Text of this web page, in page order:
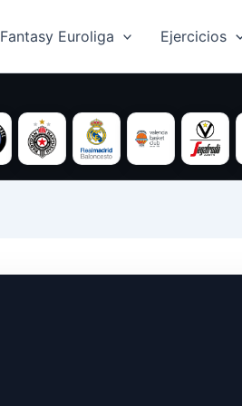
Fantasy Euroliga Ejercicios